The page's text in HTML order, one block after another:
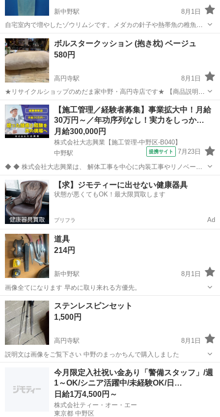
新中野駅
8月1日
自宅室内で増やしたゾウリムシです。メダカの針子や熱帯魚の稚魚餌
として利用できます。ご希望の方に500mlのペットボトルに入れてお分
けします。 ゾウリムシの餌として無調整豆乳を使用しました。 お引き
取りにお越し頂け...
東京 中野区 新中野駅 ゾウリムシ
ボルスタークッション (抱き枕) ベージュ
580円
高円寺駅
8月1日
★リサイクルショップのめだま家中野・高円寺店です★ 【商品説明】
ボルスタークッション (抱き枕) ベージュ 詳細は写真をご覧ください。
【状態】中古品です。 ●素人撮影、採寸の為、写真と実物の色が多
少...
東京 中野区 高円寺駅 その他 抱き枕
【施工管理／経験者募集】事業拡大中！月給
30万円～／年功序列なし！実力をしっか…
月給300,000円
株式会社大志興業【施工管理-中野区-B040】
中野駅
提携サイト 7月23日
◆ ◆ 株式会社大志興業は、 解体工事を中心に内装工事やリノベーシ
ョン工事まで幅広く手掛ける総合建設企業です。 住宅・店舗・ビルな
ど多様な現場に対応し、解体から施工、廃棄物処理まで一貫して行っ
ています。 20代～40代の...
東京 中野区 中野駅
【求】ジモティーに出せない健康器具
状態が悪くてもOK！最大限買取します
プリフラ Ad
道具
214円
新中野駅
8月1日
画像全てになります 早めに取り来れる方優先。
東京 中野区 その他
ステンレスピンセット
1,500円
高円寺駅
8月1日
説明文は画像をご覧下さい 中野のまっかちんで購入しました
高円寺駅 その他 ステンレス
今月限定入社祝い金あり「警備スタッフ」/週
1～OK/シニア活躍中/未経験OK/日…
日給1万4,500円～
株式会社ティー・オー・エー
東京都 中野区